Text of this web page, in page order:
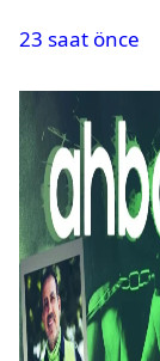
23 saat önce